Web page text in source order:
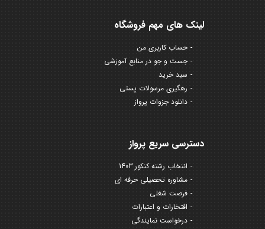
لینک های مهم فروشگاه
حساب کاربری من
جست و جو در منابع آموزشی
سبد خرید
رهگیری مرسولات پستی
دانلود جزوات پرواز
دسترسی سریع پرواز
انتخاب رشته کنکور 1403
مشاوره تحصیلی حرفه ای
فرصت شغلی
افتخارات و اعتبارات
درخواست نمایندگی